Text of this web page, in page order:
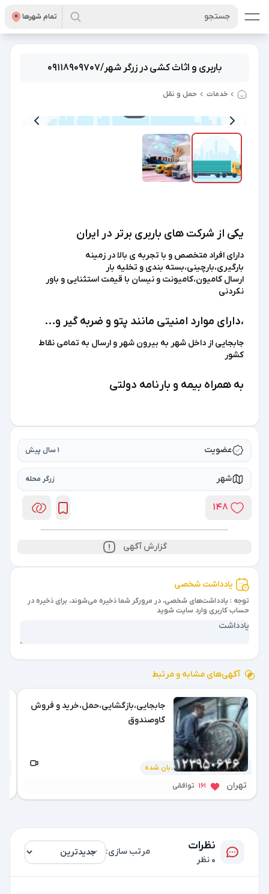
تمام شهر‌ها جستجو
باربری و اثاث کشی در زرگر شهر/۰۹۱۱۸۹۰۹۷۰۷
خدمات حمل و نقل
یکی از شرکت های باربری برتر در ایران
دارای افراد متخصص و با تجربه ی بالا در زمینه
بارگیری،بارچینی،بسته بندی و تخلیه بار
ارسال کامیون،کامیونت و نیسان با قیمت استثنایی و باور
نکردنی
،دارای موارد امنیتی مانند پتو و ضربه گیر و...
جابجایی از داخل شهر به بیرون شهر و ارسال به تمامی نقاط
کشور
به همراه بیمه و بارنامه دولتی
عضویت 1 سال پیش
شهر زرگر محله
گزارش آگهی
یادداشت شخصی
توجه : یادداشت‌های شخصی، در مرورگر شما ذخیره می‌شوند، برای ذخیره در
حساب کاربری وارد سایت شوید
آگهی‌های مشابه و مرتبط
نردبان شده 2 هفته پیش
جابجایی،بازگشایی،حمل،خرید و فروش
گاوصندوق
تهران 161 توافقی
نظرات
0 نظر
مرتب سازی: